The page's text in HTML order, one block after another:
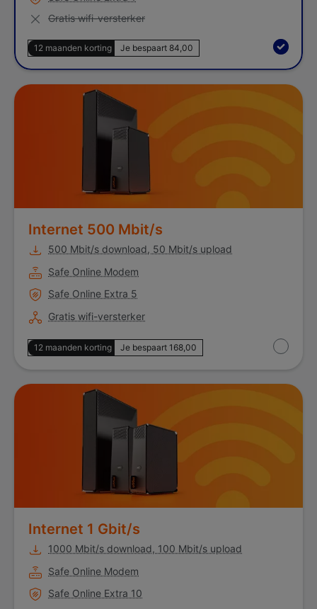
Niet van toepassing
Gratis wifi-versterker
12 maanden korting Je bespaart 84,00
Internet 500 Mbit/s
Internet 500 Mbit/s
500 Mbit/s download, 50 Mbit/s upload
Safe Online Modem
Safe Online Extra 5
Gratis wifi-versterker
12 maanden korting Je bespaart 168,00
Internet 1 Gbit/s
Internet 1 Gbit/s
1000 Mbit/s download, 100 Mbit/s upload
Safe Online Modem
Safe Online Extra 10